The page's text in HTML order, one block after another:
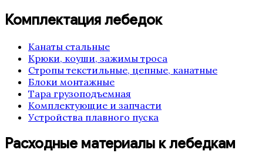
Комплектация лебедок
Канаты стальные
Крюки, коуши, зажимы троса
Стропы текстильные, цепные, канатные
Блоки монтажные
Тара грузоподъемная
Комплектующие и запчасти
Устройства плавного пуска
Расходные материалы к лебедкам